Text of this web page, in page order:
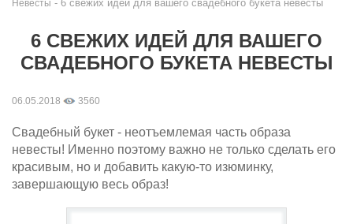
Невесты - 6 свежих идей для вашего свадебного букета невесты
6 СВЕЖИХ ИДЕЙ ДЛЯ ВАШЕГО
СВАДЕБНОГО БУКЕТА НЕВЕСТЫ
06.05.2018 3560
Свадебный букет - неотъемлемая часть образа
невесты! Именно поэтому важно не только сделать его
красивым, но и добавить какую-то изюминку,
завершающую весь образ!